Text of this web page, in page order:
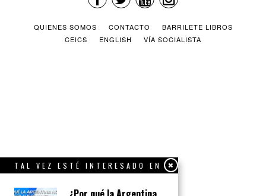
QUIENES SOMOS CONTACTO
BARRILETE LIBROS
CEICS
ENGLISH VÍA SOCIALISTA
TAL VEZ ESTÉ INTERESADO EN